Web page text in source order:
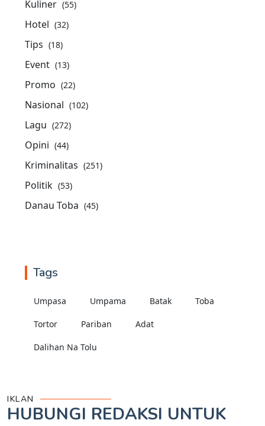
Kuliner (55)
Hotel (32)
Tips (18)
Event (13)
Promo (22)
Nasional (102)
Lagu (272)
Opini (44)
Kriminalitas (251)
Politik (53)
Danau Toba (45)
Tags
Umpasa Umpama Batak Toba
Tortor Pariban Adat
Dalihan Na Tolu
IKLAN
HUBUNGI REDAKSI UNTUK